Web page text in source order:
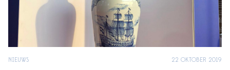
NIEUWS 22 OKTOBER 2019